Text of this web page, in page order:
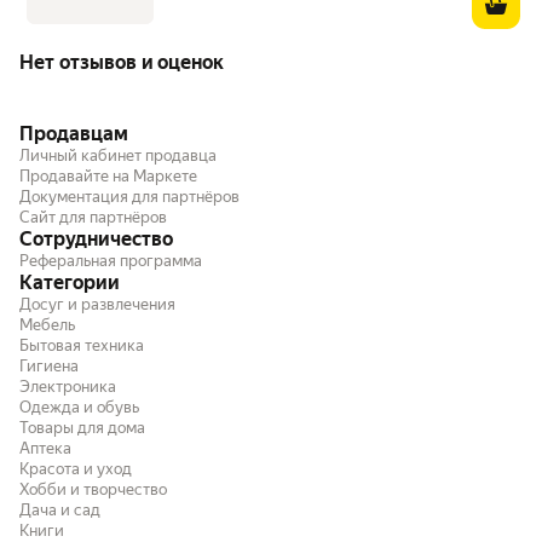
Нет отзывов и оценок
Продавцам
Личный кабинет продавца
Продавайте на Маркете
Документация для партнёров
Сайт для партнёров
Сотрудничество
Реферальная программа
Категории
Досуг и развлечения
Мебель
Бытовая техника
Гигиена
Электроника
Одежда и обувь
Товары для дома
Аптека
Красота и уход
Хобби и творчество
Дача и сад
Книги